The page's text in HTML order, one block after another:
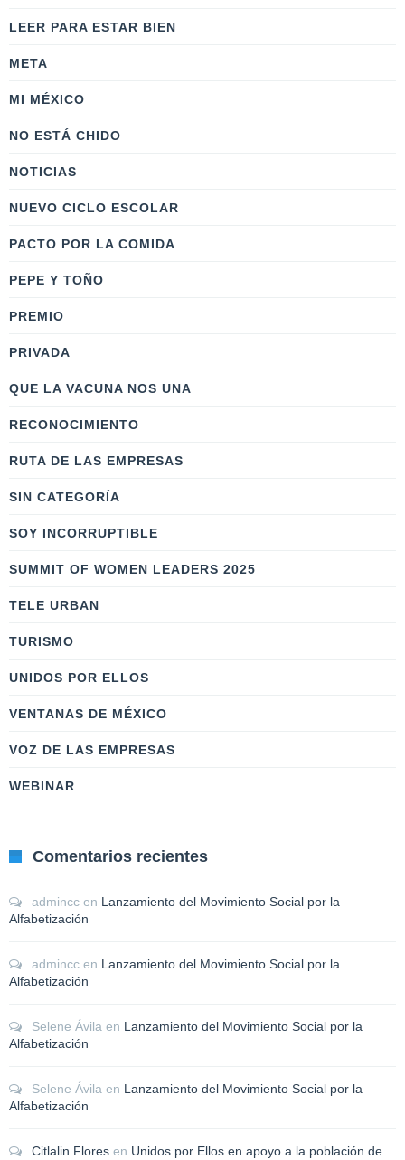
LEER PARA ESTAR BIEN
META
MI MÉXICO
NO ESTÁ CHIDO
NOTICIAS
NUEVO CICLO ESCOLAR
PACTO POR LA COMIDA
PEPE Y TOÑO
PREMIO
PRIVADA
QUE LA VACUNA NOS UNA
RECONOCIMIENTO
RUTA DE LAS EMPRESAS
SIN CATEGORÍA
SOY INCORRUPTIBLE
SUMMIT OF WOMEN LEADERS 2025
TELE URBAN
TURISMO
UNIDOS POR ELLOS
VENTANAS DE MÉXICO
VOZ DE LAS EMPRESAS
WEBINAR
Comentarios recientes
admincc en Lanzamiento del Movimiento Social por la
Alfabetización
admincc en Lanzamiento del Movimiento Social por la
Alfabetización
Selene Ávila en Lanzamiento del Movimiento Social por la
Alfabetización
Selene Ávila en Lanzamiento del Movimiento Social por la
Alfabetización
Citlalin Flores en Unidos por Ellos en apoyo a la población de